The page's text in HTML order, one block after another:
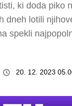
ki doda piko
dneh lotili
spekli
20. 12. 2023